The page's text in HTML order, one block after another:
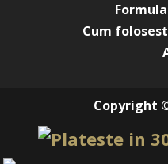
Cum
Copyright